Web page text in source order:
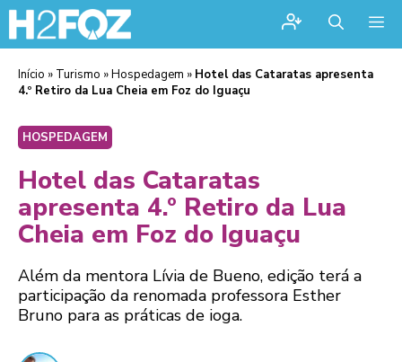
Início » Turismo »Hospedagem » Hotel das Cataratas apresenta
4.º Retiro da Lua Cheia em Foz do Iguaçu
HOSPEDAGEM
Hotel das Cataratas
apresenta 4.º Retiro da Lua
Cheia em Foz do Iguaçu
Além da mentora Lívia de Bueno, edição terá a
participação da renomada professora Esther
Bruno para as práticas de ioga.